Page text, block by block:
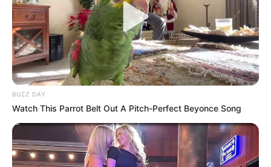
Pero Doña Lupita era diferente. Levantó al
bebé con sus manos temblorosas. El niño
agarró su dedo y lo apretó suavemente. El
corazón de la anciana se estremeció, pero a la
vez se llenó de un calor inesperado.
BUZZ DAY
Watch This Parrot Belt Out A Pitch-Perfect Beyonce Song